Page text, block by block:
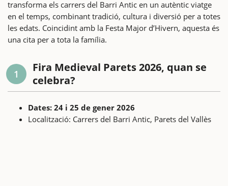
transforma els carrers del Barri Antic en un autèntic viatge
en el temps, combinant tradició, cultura i diversió per a totes
les edats. Coincidint amb la Festa Major d’Hivern, aquesta és
una cita per a tota la família.
1
Fira Medieval Parets 2026, quan se
celebra?
Dates: 24 i 25 de gener 2026
Localització: Carrers del Barri Antic, Parets del Vallès